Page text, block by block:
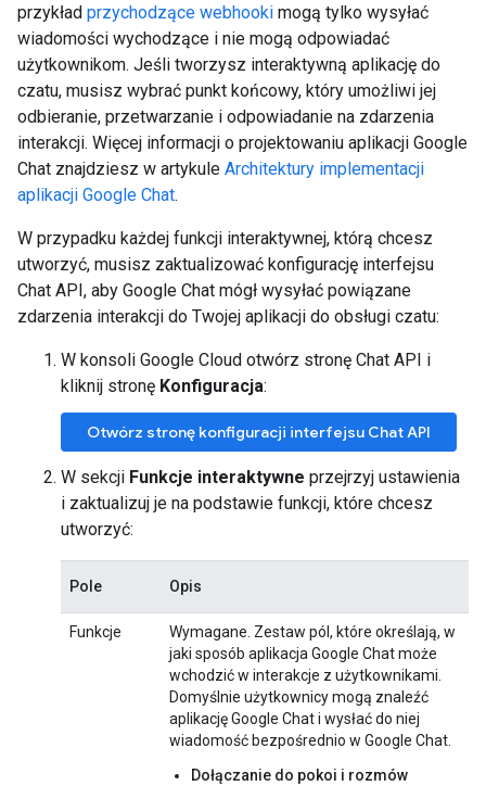
przykład przychodzące webhooki mogą tylko wysyłać
wiadomości wychodzące i nie mogą odpowiadać
użytkownikom. Jeśli tworzysz interaktywną aplikację do
czatu, musisz wybrać punkt końcowy, który umożliwi jej
odbieranie, przetwarzanie i odpowiadanie na zdarzenia
interakcji. Więcej informacji o projektowaniu aplikacji Google
Chat znajdziesz w artykule Architektury implementacji
aplikacji Google Chat.
W przypadku każdej funkcji interaktywnej, którą chcesz
utworzyć, musisz zaktualizować konfigurację interfejsu
Chat API, aby Google Chat mógł wysyłać powiązane
zdarzenia interakcji do Twojej aplikacji do obsługi czatu:
W konsoli Google Cloud otwórz stronę Chat API i
kliknij stronę Konfiguracja:
Otwórz stronę konfiguracji interfejsu Chat API
W sekcji Funkcje interaktywne przejrzyj ustawienia
i zaktualizuj je na podstawie funkcji, które chcesz
utworzyć:
Pole Opis
Funkcje
Wymagane. Zestaw pól, które określają, w
jaki sposób aplikacja Google Chat może
wchodzić w interakcje z użytkownikami.
Domyślnie użytkownicy mogą znaleźć
aplikację Google Chat i wysłać do niej
wiadomość bezpośrednio w Google Chat.
Dołączanie do pokoi i rozmów